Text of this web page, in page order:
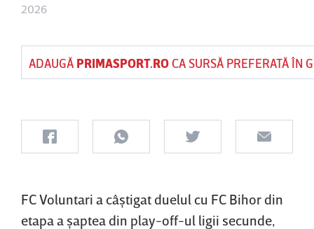
2026
ADAUGĂ PRIMASPORT.ROCA SURSĂ PREFERATĂ ÎN
FC Voluntari a câştigat duelul cu FC Bihor din
etapa a şaptea din play-off-ul ligii secunde,